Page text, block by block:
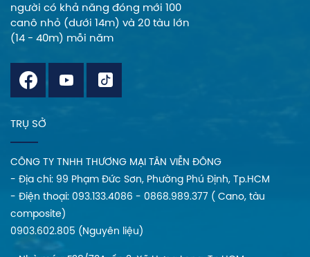
đáng nhớ.
người có khả năng đóng mới 100
canô nhỏ (dưới 14m) và 20 tàu lớn
(14 - 40m) mỗi năm
TRỤ SỞ
CÔNG TY TNHH THƯƠNG MẠI TÂN VIỄN ĐÔNG
- Địa chi: 99 Phạm Đức Sơn, Phường Phú Định, Tp.HCM
- Điện thoại: 093.133.4086 - 0868.989.377 ( Cano, tàu
composite)
0903.602.805 (Nguyên liệu)